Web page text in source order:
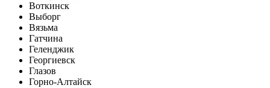
Воткинск
Выборг
Вязьма
Гатчина
Геленджик
Георгиевск
Глазов
Горно-Алтайск